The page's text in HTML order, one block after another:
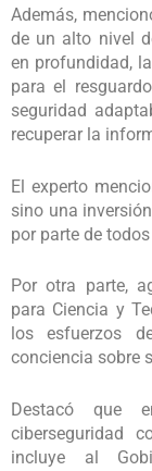
Además,
de un alto nivel
en profundidad,
para el
seguridad
recuperar la
El experto
sino una
por parte de
Por otra parte,
para Ciencia y
los esfuerzos
conciencia sobre
Destacó que
ciberseguridad
incluye al